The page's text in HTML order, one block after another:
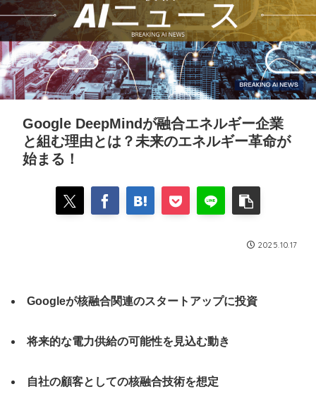
Google DeepMindが融合エネルギー企業
と組む理由とは？未来のエネルギー革命が
始まる！
2025.10.17
Googleが核融合関連のスタートアップに投資
将来的な電力供給の可能性を見込む動き
自社の顧客としての核融合技術を想定